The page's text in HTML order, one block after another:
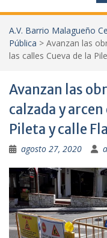
A.V. Barrio Malagueño
Pública > Avanzan las
las calles Cueva de la
Avanzan las
calzada y arcen
Pileta y calle
agosto 27, 2020